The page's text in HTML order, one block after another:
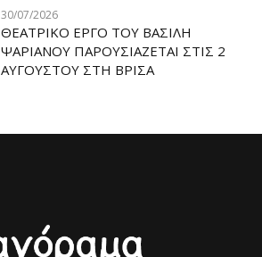
30/07/2026
ΘΕΑΤΡΙΚΟ ΕΡΓΟ ΤΟΥ ΒΑΣΙΛΗ
ΨΑΡΙΑΝΟΥ ΠΑΡΟΥΣΙΑΖΕΤΑΙ ΣΤΙΣ 2
ΑΥΓΟΥΣΤΟΥ ΣΤΗ ΒΡΙΣΑ